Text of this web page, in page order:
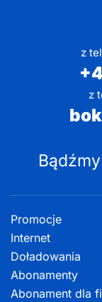
z
z
Promocje
Internet
Doładowania
Abonamenty
Abonament dla